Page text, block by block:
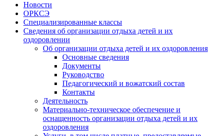
Новости
ОРКСЭ
Специализированные классы
Сведения об организации отдыха детей и их
оздоровлении
Об организации отдыха детей и их оздоровления
Основные сведения
Документы
Руководство
Педагогический и вожатский состав
Контакты
Деятельность
Материально-техническое обеспечение и
оснащенность организации отдыха детей и их
оздоровления